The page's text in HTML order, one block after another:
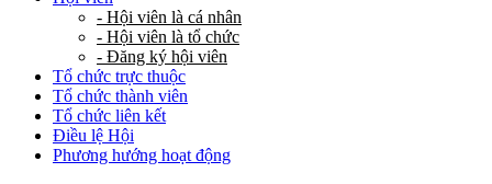
- Hội viên là cá nhân
- Hội viên là tổ chức
- Đăng ký hội viên
Tổ chức trực thuộc
Tổ chức thành viên
Tổ chức liên kết
Điều lệ Hội
Phương hướng hoạt động